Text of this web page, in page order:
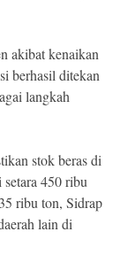
akibat kenaikan
berhasil ditekan
langkah
stok beras di
450 ribu
ribu ton, Sidrap
lain di